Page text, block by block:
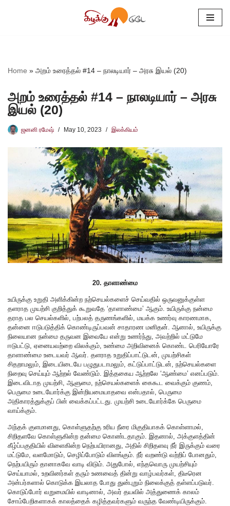
Home » அறம் உரைத்தல் #14 – நாலடியார் – அரசு இயல் (20)
அறம் உரைத்தல் #14 – நாலடியார் – அரசு
இயல் (20)
ஜனனி ரமேஷ் May 10, 2023 இலக்கியம்
20. தாளாண்மை
உயிருக்கு உறுதி அளிக்கின்ற நற்செயல்களைச் செய்வதில் ஒருவனுக்குள்ள
தளராத முயற்சி குறித்துக் கூறுவதே ‘தாளாண்மை’ ஆகும். உயிருக்கு நன்மை
தராத பல செயல்களில், பற்பலத் தருணங்களில், மயக்க உணர்வு காரணமாக,
தன்னை ஈடுபடுத்திக் கொண்டிருப்பவன் சாதாரண மனிதன். ஆனால், உயிருக்கு
நிலையான நன்மை தருவன இவையே என்று உணர்ந்து, அவற்றில் மட்டுமே
ஈடுபட்டு, ஏனையவற்றை விலக்கும், உண்மை அறிவினைக் கொண்ட பெரியோரே
தாளாண்மை உடையவர் ஆவர். தளராத உறுதிப்பாட்டுடன், முயற்சிகள்
சிதறாமலும், இடையிடையே பழுதுபடாமலும், கட்டுப்பாட்டுடன், நற்செயல்களை
நிறைவு செய்யும் ஆற்றல் வேண்டும். இத்தகைய ஆற்றலே ‘ஆண்மை’ எனப்படும்.
இடைவிடாத முயற்சி, ஆளுமை, நற்செயல்களைக் கைகூட வைக்கும் குணம்,
பெருமை உடையோர்க்கு இன்றியமையாதவை என்பதால், பெருமை
அதிகாரத்துக்குப் பின் வைக்கப்பட்டது. முயற்சி உடையோர்க்கே பெருமை
வாய்க்கும்.
அந்தக் குளமானது, கொள்ளுதற்கு உரிய நீரை மிகுதியாகக் கொள்ளாமல்,
சிறிதளவே கொள்ளுகின்ற தன்மை கொண்டதாகும். இதனால், அக்குளத்தின்
கீழ்ப்பகுதியில் விளைகின்ற நெற்பயிரானது, அதில் சிறிதளவு நீர் இருக்கும் வரை
மட்டுமே, வளமோடும், செழிப்போடும் விளங்கும். நீர் வறண்டு வற்றிப் போனதும்,
நெற்பயிரும் தானாகவே வாடி விடும். அதுபோல், எந்தவொரு முயற்சியும்
செய்யாமல், உறவினர்கள் தரும் உணவைத் தின்று வாழ்பவர்கள், திடீரென
அன்பர்களால் கொடுக்க இயலாத போது துன்புறும் நிலைக்குத் தள்ளப்படுவர்.
கொடுப்போர் வறுமையில் வாடினால், அவர் தயவில் அத்துணைக் காலம்
சோம்பேறிகளாகக் காலத்தைக் கழித்தவர்களும் வருந்த வேண்டியிருக்கும்.